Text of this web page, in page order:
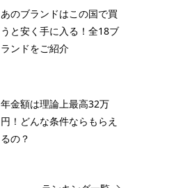
あのブランドはこの国で買
うと安く手に入る！全18ブ
ランドをご紹介
年金額は理論上最高32万
円！どんな条件ならもらえ
るの？